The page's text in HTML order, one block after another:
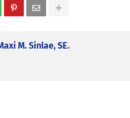
M. Sinlae, SE.